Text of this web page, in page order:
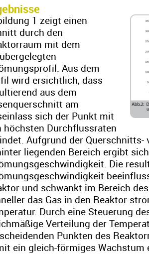
1 zeigt einen
durch den
mit dem
Aus dem
wird ersichtlich, dass
aus dem
am
sich der Punkt mit
höchsten Durchflussraten
Aufgrund der Querschnitts-
liegenden Bereich ergibt
Die
und schwankt im Bereich
das Gas in den Reaktor
Durch eine Steuerung
Verteilung der
Punkten des
ein gleich-förmiges Wachstum